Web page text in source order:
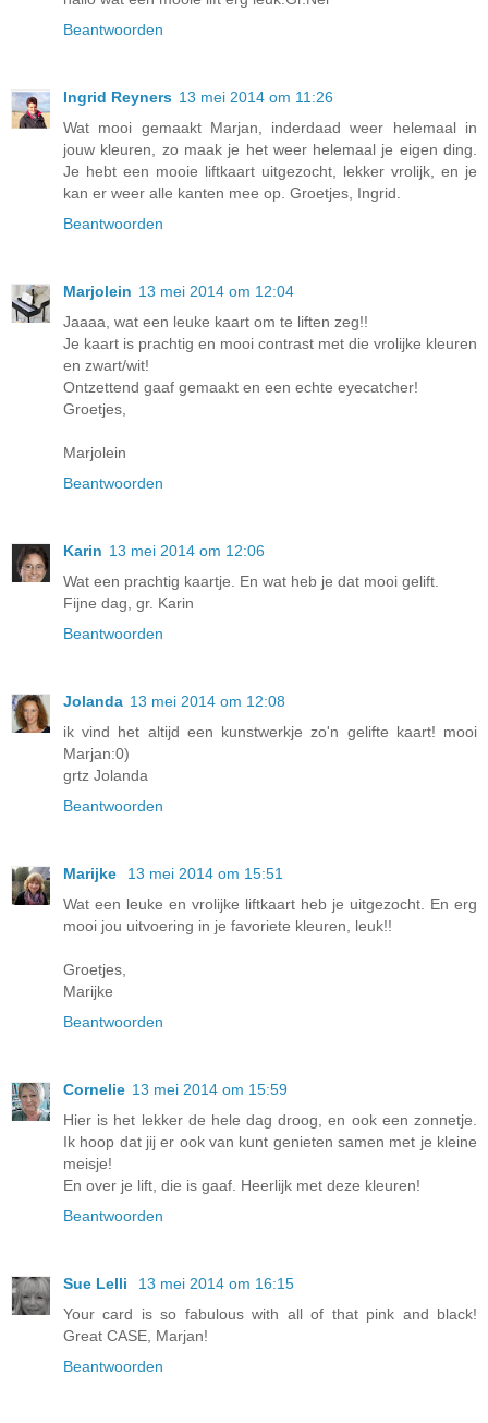
Beantwoorden
Ingrid Reyners 13 mei 2014 om 11:26
Wat mooi gemaakt Marjan, inderdaad weer helemaal in
jouw kleuren, zo maak je het weer helemaal je eigen ding.
Je hebt een mooie liftkaart uitgezocht, lekker vrolijk, en je
kan er weer alle kanten mee op. Groetjes, Ingrid.
Beantwoorden
Marjolein 13 mei 2014 om 12:04
Jaaaa, wat een leuke kaart om te liften zeg!!
Je kaart is prachtig en mooi contrast met die vrolijke kleuren
en zwart/wit!
Ontzettend gaaf gemaakt en een echte eyecatcher!
Groetjes,
Marjolein
Beantwoorden
Karin 13 mei 2014 om 12:06
Wat een prachtig kaartje. En wat heb je dat mooi gelift.
Fijne dag, gr. Karin
Beantwoorden
Jolanda 13 mei 2014 om 12:08
ik vind het altijd een kunstwerkje zo'n gelifte kaart! mooi
Marjan:0)
grtz Jolanda
Beantwoorden
Marijke
13 mei 2014 om 15:51
Wat een leuke en vrolijke liftkaart heb je uitgezocht. En erg
mooi jou uitvoering in je favoriete kleuren, leuk!!
Groetjes,
Marijke
Beantwoorden
Cornelie 13 mei 2014 om 15:59
Hier is het lekker de hele dag droog, en ook een zonnetje.
Ik hoop dat jij er ook van kunt genieten samen met je kleine
meisje!
En over je lift, die is gaaf. Heerlijk met deze kleuren!
Beantwoorden
Sue Lelli
13 mei 2014 om 16:15
Your card is so fabulous with all of that pink and black!
Great CASE, Marjan!
Beantwoorden